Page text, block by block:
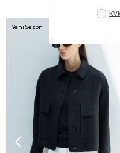
Yeni Sezon